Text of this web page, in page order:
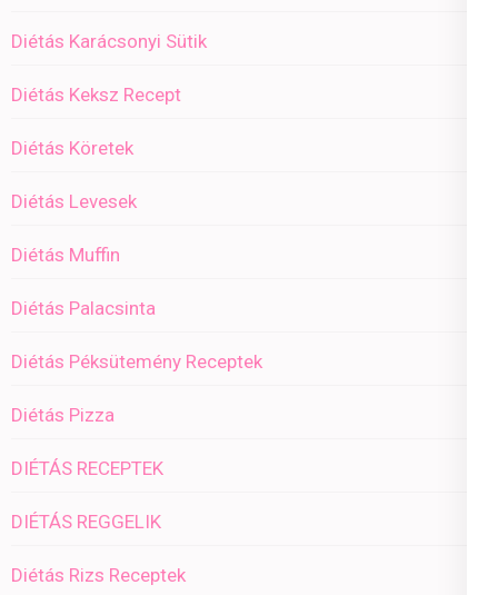
Diétás Karácsonyi Sütik
Diétás Keksz Recept
Diétás Köretek
Diétás Levesek
Diétás Muffin
Diétás Palacsinta
Diétás Péksütemény Receptek
Diétás Pizza
DIÉTÁS RECEPTEK
DIÉTÁS REGGELIK
Diétás Rizs Receptek